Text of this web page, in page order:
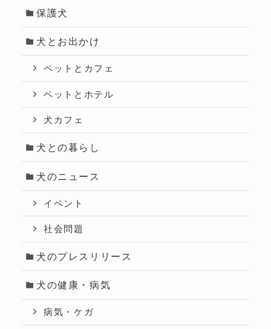
保護犬
犬とお出かけ
ペットとカフェ
ペットとホテル
犬カフェ
犬との暮らし
犬のニュース
イベント
社会問題
犬のプレスリリース
犬の健康・病気
病気・ケガ